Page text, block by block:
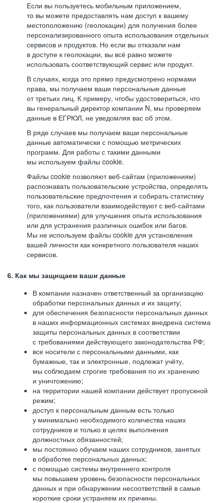
Если вы пользуетесь мобильным приложением,
то вы можете предоставлять нам доступ к вашему
местоположению (геолокации) для получения более
персонализированного опыта использования отдельных
сервисов и продуктов. Но если вы отказали нам
в доступе к геолокации, вы всё равно можете
использовать соответствующий сервис или продукт.
В случаях, когда это прямо предусмотрено нормами
права, мы получаем ваши персональные данные
от третьих лиц. К примеру, чтобы удостовериться, что
вы генеральный директор компании N, мы проверяем
данные в ЕГРЮЛ, не уведомляя вас об этом.
В ряде случаев мы получаем ваши персональные
данные автоматически с помощью метрических
программ. Для работы с такими данными
мы используем файлы cookie.
Файлы cookie позволяют веб-сайтам (приложениям)
распознавать пользовательские устройства, определять
пользовательские предпочтения и собирать статистику
того, как пользователи взаимодействуют с веб-сайтами
(приложениями) для улучшения опыта использования
или для устранения различных ошибок или багов.
Мы не используем файлы cookie для установления
вашей личности как конкретного пользователя наших
сервисов.
6. Как мы защищаем ваши данные
В компании назначен ответственный за организацию
обработки персональных данных и их защиту;
для обеспечения безопасности персональных данных
в наших информационных системах внедрена система
защиты персональных данных в соответствии
с требованиями действующего законодательства РФ;
все носители с персональными данными, как
бумажные, так и электронные, подлежат учёту,
мы соблюдаем строгие требования по их хранению
и уничтожению;
на территории нашей компании действует пропускной
режим;
доступ к персональным данным есть только
у минимально необходимого количества наших
сотрудников и только в целях выполнения
должностных обязанностей;
мы постоянно обучаем наших сотрудников, занятых
в обработке персональных данных;
с помощью системы внутреннего контроля
мы повышаем уровень безопасности персональных
данных и при обнаружении несоответствий в самые
короткие сроки устраняем их причины.